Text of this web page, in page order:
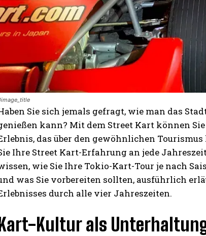
Sie sich jemals gefragt, wie man das
kann? Mit dem Street Kart können
das über den gewöhnlichen
Ihre Street Kart-Erfahrung an jede
wie Sie Ihre Tokio-Kart-Tour je nach
was Sie vorbereiten sollten, ausführlich
durch alle vier Jahreszeiten.
Kart-Kultur als